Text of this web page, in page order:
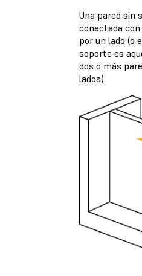
Una pared sin
conectada con
por un lado (o
soporte es
dos o más
lados).